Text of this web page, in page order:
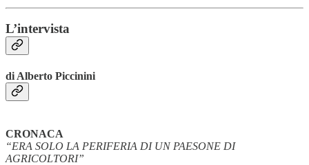
L’intervista
di Alberto Piccinini
CRONACA
“ERA SOLO LA PERIFERIA DI UN PAESONE DI
AGRICOLTORI”